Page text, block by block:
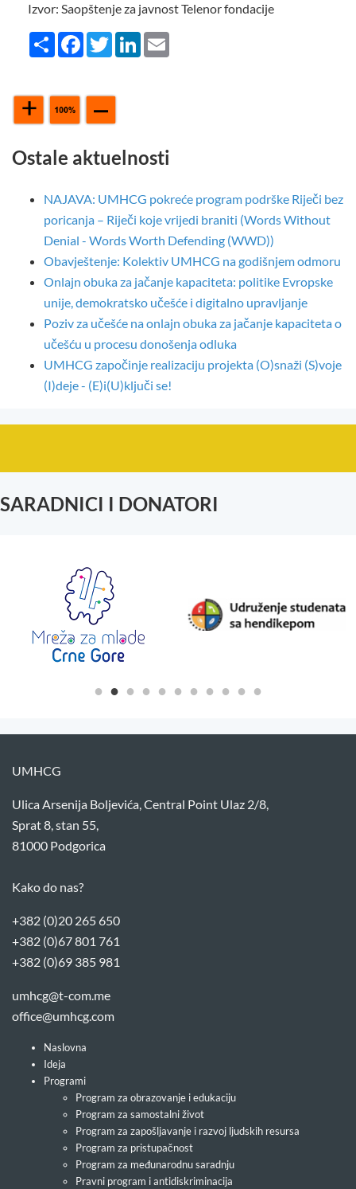
Izvor: Saopštenje za javnost Telenor fondacije
Share FacebookTwitterLinkedIn
Ostale aktuelnosti
NAJAVA: UMHCG pokreće program podrške Riječi bez
poricanja – Riječi koje vrijedi braniti (Words Without
Denial - Words Worth Defending (WWD))
Obavještenje: Kolektiv UMHCG na godišnjem odmoru
Onlajn obuka za jačanje kapaciteta: politike Evropske
unije, demokratsko učešće i digitalno upravljanje
Poziv za učešće na onlajn obuka za jačanje kapaciteta o
učešću u procesu donošenja odluka
UMHCG započinje realizaciju projekta (O)snaži (S)voje
(I)deje - (E)i(U)ključi se!
SARADNICI I DONATORI
UMHCG
Ulica Arsenija Boljevića, Central Point Ulaz 2/8,
Sprat 8, stan 55,
81000 Podgorica
Kako do nas?
+382 (0)20 265 650
+382 (0)67 801 761
+382 (0)69 385 981
umhcg@t-com.me
office@umhcg.com
Naslovna
Ideja
Programi
Program za obrazovanje i edukaciju
Program za samostalni život
Program za zapošljavanje i razvoj ljudskih resursa
Program za pristupačnost
Program za međunarodnu saradnju
Pravni program i antidiskriminacija